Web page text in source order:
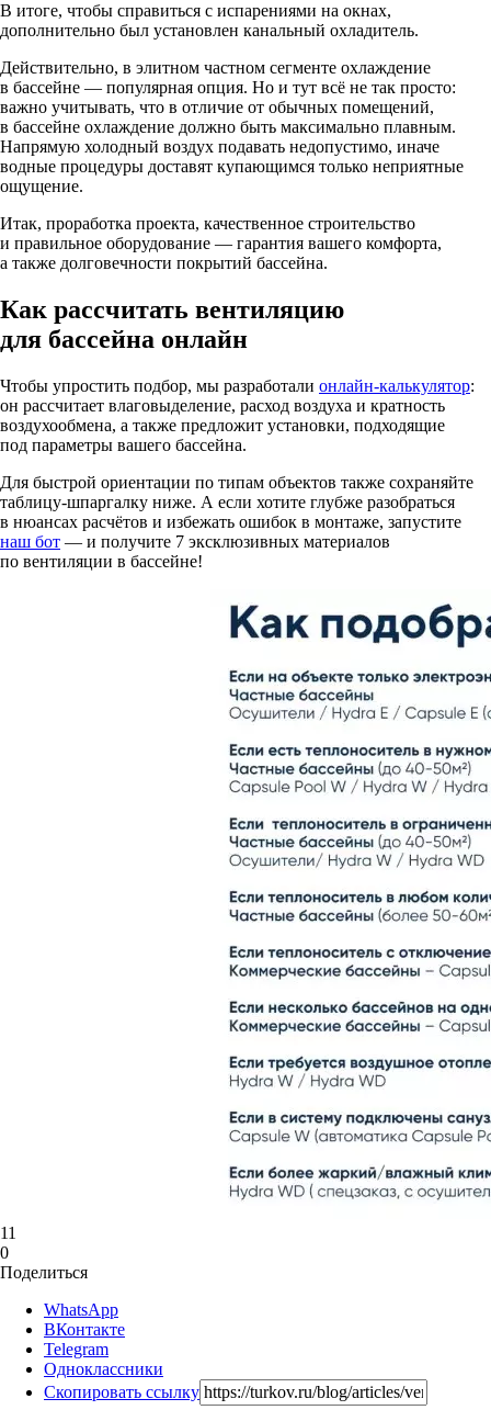
В итоге, чтобы справиться с испарениями на окнах,
дополнительно был установлен канальный охладитель.
Действительно, в элитном частном сегменте охлаждение
в бассейне — популярная опция. Но и тут всё не так просто:
важно учитывать, что в отличие от обычных помещений,
в бассейне охлаждение должно быть максимально плавным.
Напрямую холодный воздух подавать недопустимо, иначе
водные процедуры доставят купающимся только неприятные
ощущение.
Итак, проработка проекта, качественное строительство
и правильное оборудование — гарантия вашего комфорта,
а также долговечности покрытий бассейна.
Как рассчитать вентиляцию
для бассейна онлайн
Чтобы упростить подбор, мы разработали онлайн-калькулятор:
он рассчитает влаговыделение, расход воздуха и кратность
воздухообмена, а также предложит установки, подходящие
под параметры вашего бассейна.
Для быстрой ориентации по типам объектов также сохраняйте
таблицу-шпаргалку ниже. А если хотите глубже разобраться
в нюансах расчётов и избежать ошибок в монтаже, запустите
наш бот — и получите 7 эксклюзивных материалов
по вентиляции в бассейне!
11
0
Поделиться
WhatsApp
ВКонтакте
Telegram
Одноклассники
Скопировать ссылку